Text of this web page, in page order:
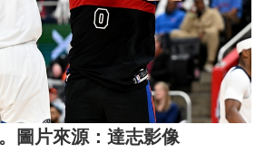
圖片來源：達志影像